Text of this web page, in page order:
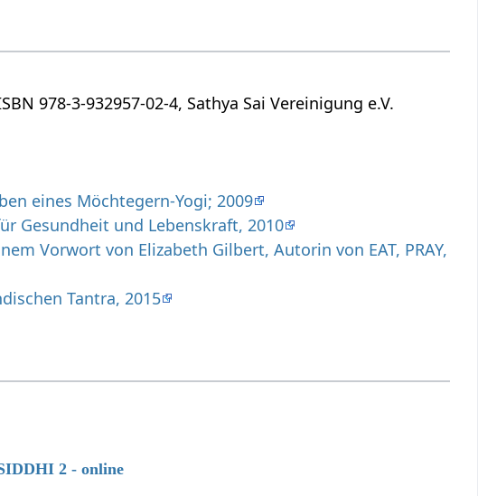
978-3-932957-02-4, Sathya Sai Vereinigung e.V.
eines Möchtegern-Yogi; 2009
Gesundheit und Lebenskraft, 2010
Vorwort von Elizabeth Gilbert, Autorin von EAT, PRAY,
Tantra, 2015
2 - online